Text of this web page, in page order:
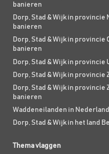
banieren
Dorp, Stad & Wijk in
banieren
Dorp, Stad & Wijk in
banieren
Dorp, Stad & Wijk in
Dorp, Stad & Wijk in
Dorp, Stad & Wijk in
banieren
Waddeneilanden in
Dorp, Stad & Wijk in het land
Thema vlaggen